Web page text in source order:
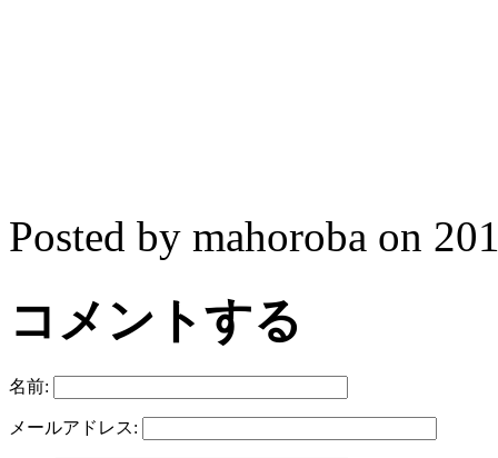
Posted by mahoroba on
コメントする
名前:
メールアドレス: